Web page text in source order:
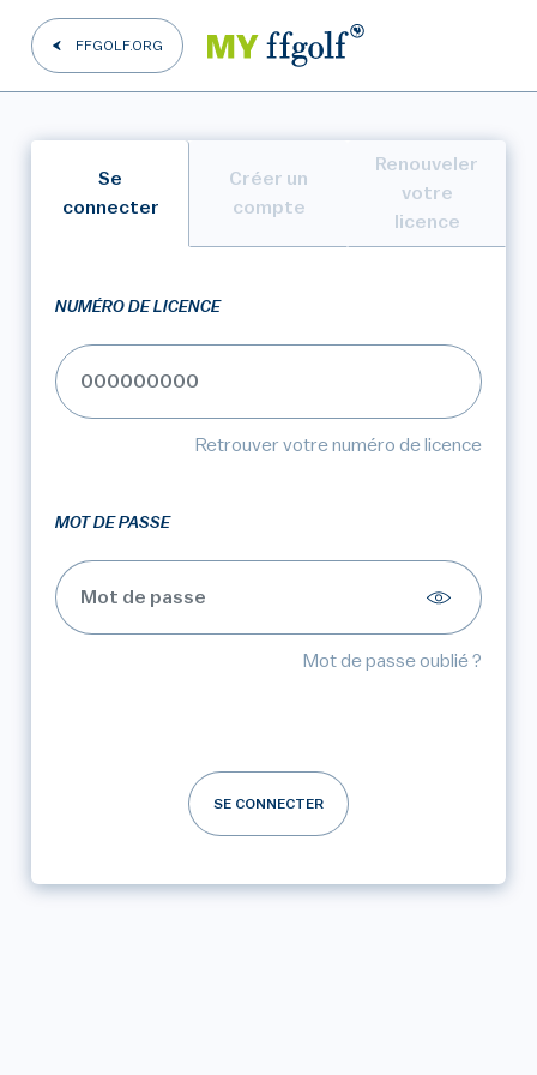
FFGOLF.ORG
Se
connecter
Créer un
compte
Renouveler
votre
licence
NUMÉRO DE LICENCE
Retrouver votre numéro de licence
MOT DE PASSE
Mot de passe oublié ?
SE CONNECTER